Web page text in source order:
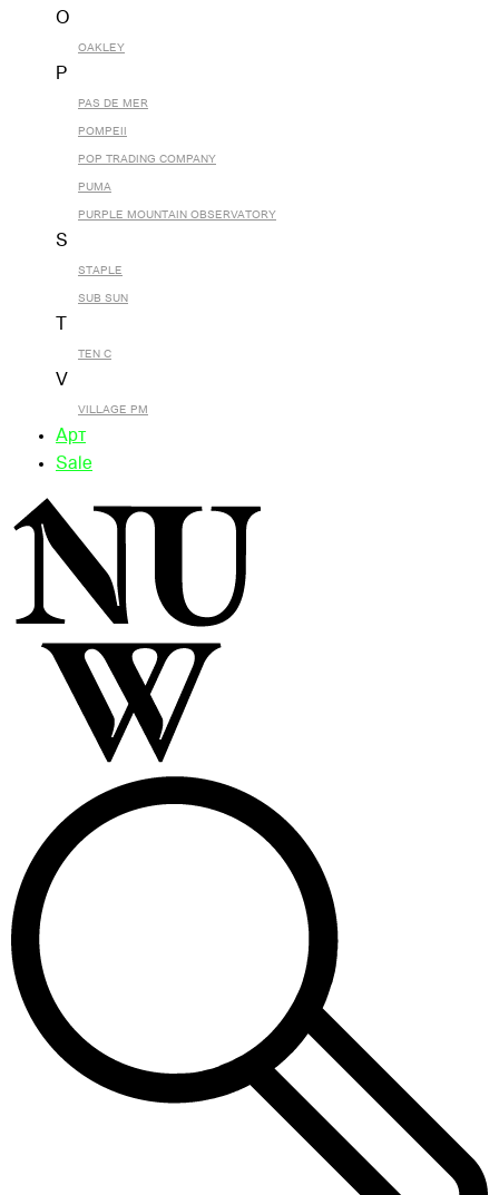
O
OAKLEY
P
PAS DE MER
POMPEII
POP TRADING COMPANY
PUMA
PURPLE MOUNTAIN OBSERVATORY
S
STAPLE
SUB SUN
TEN C
V
VILLAGE PM
Арт
Sale